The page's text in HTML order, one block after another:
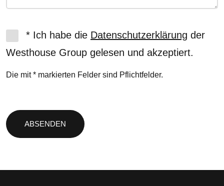
* Ich habe die Datenschutzerklärung der
Westhouse Group gelesen und akzeptiert.
Die mit * markierten Felder sind Pflichtfelder.
lasse
dieses
leer.